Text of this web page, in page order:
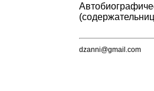
dzanni@gmail.com